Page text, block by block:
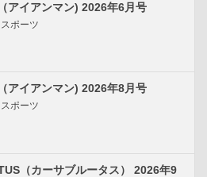
アイアンマン) 2026年6月号
ポーツ
アイアンマン) 2026年8月号
ポーツ
（カーサブルータス） 2026年9